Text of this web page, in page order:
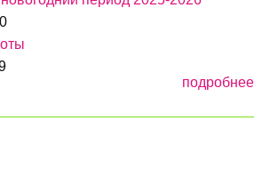
подробнее